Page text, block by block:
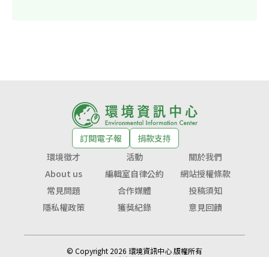
訂閱電子報
捐款支持
環境徵才
活動
關於我們
About us
編輯室自律公約
網站授權條款
常見問題
合作媒體
投稿須知
隱私權政策
獲獎紀錄 意見回饋
© Copyright 2026 環境資訊中心 版權所有